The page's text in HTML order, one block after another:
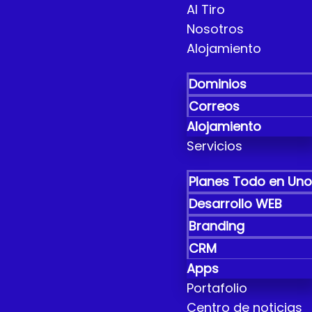
Al Tiro
Nosotros
Alojamiento
Dominios
Correos
Alojamiento
Servicios
Planes Todo en Uno
Desarrollo WEB
Branding
CRM
Apps
Portafolio
Centro de noticias